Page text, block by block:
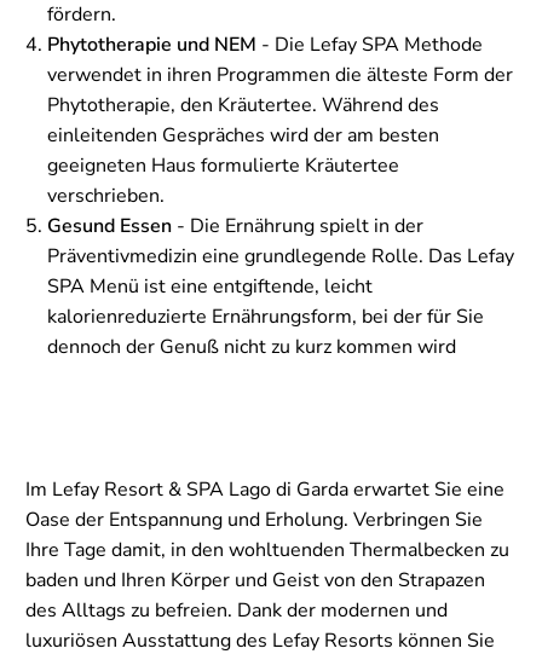
fördern.
Phytotherapie und NEM - Die Lefay SPA Methode
verwendet in ihren Programmen die älteste Form der
Phytotherapie, den Kräutertee. Während des
einleitenden Gespräches wird der am besten
geeigneten Haus formulierte Kräutertee
verschrieben.
Gesund Essen - Die Ernährung spielt in der
Präventivmedizin eine grundlegende Rolle. Das Lefay
SPA Menü ist eine entgiftende, leicht
kalorienreduzierte Ernährungsform, bei der für Sie
dennoch der Genuß nicht zu kurz kommen wird
Im Lefay Resort & SPA Lago di Garda erwartet Sie eine
Oase der Entspannung und Erholung. Verbringen Sie
Ihre Tage damit, in den wohltuenden Thermalbecken zu
baden und Ihren Körper und Geist von den Strapazen
des Alltags zu befreien. Dank der modernen und
luxuriösen Ausstattung des Lefay Resorts können Sie